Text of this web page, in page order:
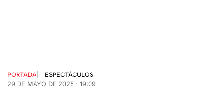
PORTADA
ESPECTÁCULOS
29 DE MAYO DE 2025 · 19:09